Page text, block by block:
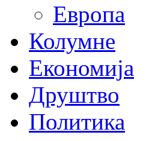
Европа
Колумне
Економија
Друштво
Политика